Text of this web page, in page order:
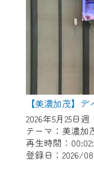
【美濃加茂】
2026年5月25日
テーマ：美濃加
再生時間：
登録日：2026/